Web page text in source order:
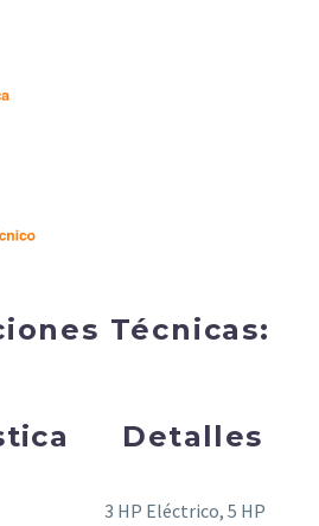
Técnicas:
Detalles
3 HP Eléctrico, 5 HP